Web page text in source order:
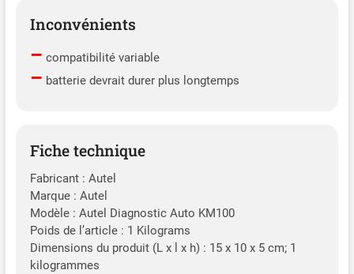
Inconvénients
– compatibilité variable
– batterie devrait durer plus longtemps
Fiche technique
Fabricant : Autel
Marque : Autel
Modèle : Autel Diagnostic Auto KM100
Poids de l’article : 1 Kilograms
Dimensions du produit (L x l x h) : 15 x 10 x 5 cm; 1
kilogrammes